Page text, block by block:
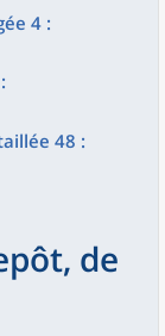
4 :
48 :
de